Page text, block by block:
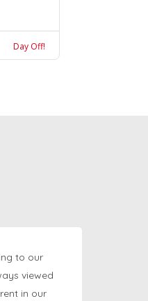
Day Off!
to our
viewed
in our